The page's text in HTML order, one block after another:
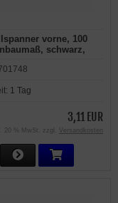
vorne, 100
schwarz,
1 Tag
3,11 EUR
20 % MwSt. zzgl. Versandkosten